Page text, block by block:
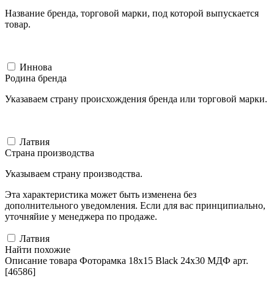
Название бренда, торговой марки, под которой выпускается
товар.
Иннова
Родина бренда
Указаваем страну происхождения бренда или торговой марки.
Латвия
Страна производства
Указываем страну производства.
Эта характеристика может быть изменена без
дополнительного уведомления. Если для вас принципиально,
уточняйие у менеджера по продаже.
Латвия
Найти похожие
Описание товара Фоторамка 18x15 Black 24x30 МДФ арт.
[46586]